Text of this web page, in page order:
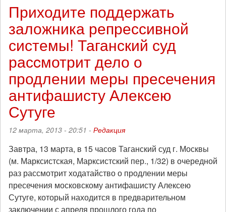
продлил
предварительное
заключение
антифашистам
Алену
Воликову
и
Алексею
Сутуге
Приходите поддержать
заложника репрессивной
системы! Таганский суд
расcмотрит дело о
продлении меры пресечения
антифашисту Алексею
Сутуге
12 марта, 2013 - 20:51 - Редакция
Завтра, 13 марта, в 15 часов Таганский суд г. Москвы
(м. Марксистская, Марксистский пер., 1/32) в очередной
раз рассмотрит ходатайство о продлении меры
пресечения московскому антифашисту Алексею
Сутуге, который находится в предварительном
заключении с апреля прошлого года по